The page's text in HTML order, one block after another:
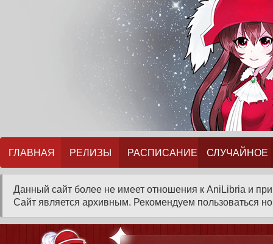
ГЛАВНАЯ РЕЛИЗЫ РАСПИСАНИЕ СЛУЧАЙНОЕ
Данный сайт более не имеет отношения к AniLibria и
Сайт является архивным. Рекомендуем пользоваться